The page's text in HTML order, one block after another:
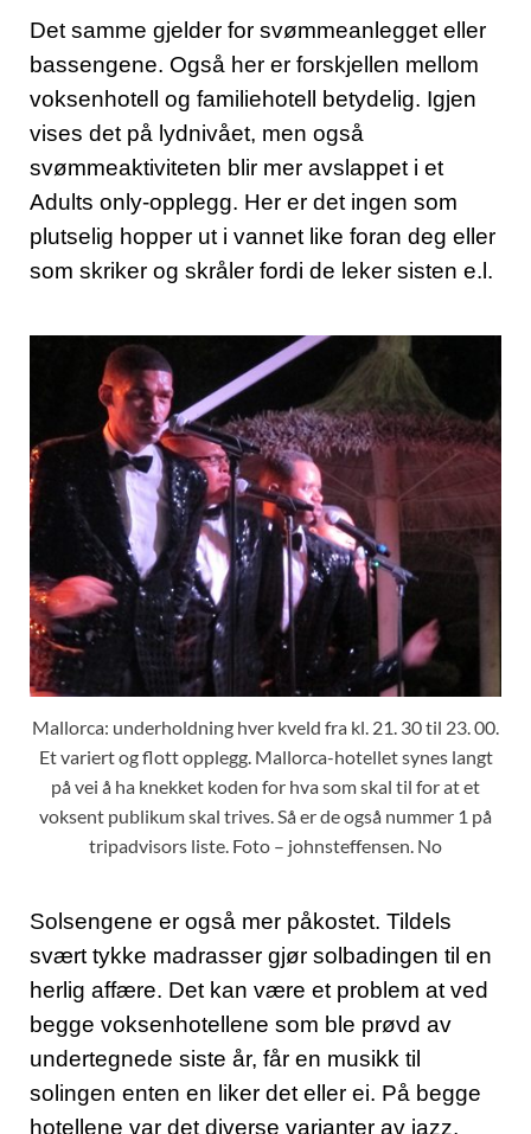
Det samme gjelder for svømmeanlegget eller
bassengene. Også her er forskjellen mellom
voksenhotell og familiehotell betydelig. Igjen
vises det på lydnivået, men også
svømmeaktiviteten blir mer avslappet i et
Adults only-opplegg. Her er det ingen som
plutselig hopper ut i vannet like foran deg eller
som skriker og skråler fordi de leker sisten e.l.
Mallorca: underholdning hver kveld fra kl. 21. 30 til 23. 00.
Et variert og flott opplegg. Mallorca-hotellet synes langt
på vei å ha knekket koden for hva som skal til for at et
voksent publikum skal trives. Så er de også nummer 1 på
tripadvisors liste. Foto – johnsteffensen. No
Solsengene er også mer påkostet. Tildels
svært tykke madrasser gjør solbadingen til en
herlig affære. Det kan være et problem at ved
begge voksenhotellene som ble prøvd av
undertegnede siste år, får en musikk til
solingen enten en liker det eller ei. På begge
hotellene var det diverse varianter av jazz,